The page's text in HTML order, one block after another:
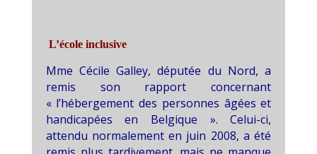
L’école inclusive
Mme Cécile Galley, députée du Nord, a
remis son rapport concernant
« l’hébergement des personnes âgées et
handicapées en Belgique ». Celui-ci,
attendu normalement en juin 2008, a été